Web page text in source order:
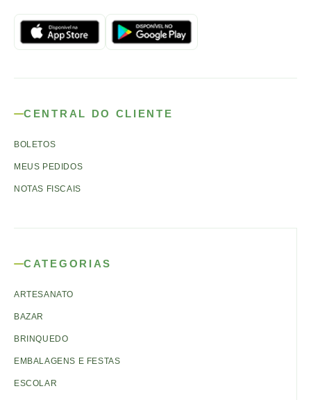
CENTRAL DO CLIENTE
BOLETOS
MEUS PEDIDOS
NOTAS FISCAIS
CATEGORIAS
ARTESANATO
BAZAR
BRINQUEDO
EMBALAGENS E FESTAS
ESCOLAR